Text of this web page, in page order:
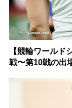
【競輪ワールド
戦〜第10戦の出